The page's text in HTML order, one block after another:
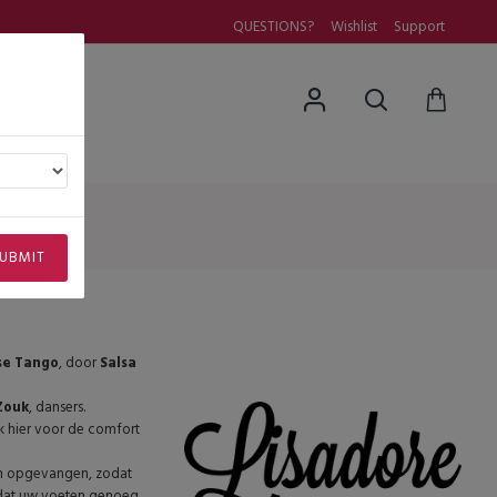
QUESTIONS? Wishlist Support
Tango, door Salsa
, dansers.
hier voor de comfort
opgevangen, zodat